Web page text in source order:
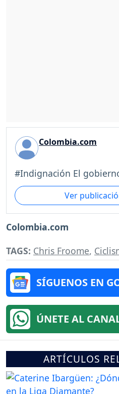
Colombia.com
#Indignación El
Ver
Colombia.com
TAGS: Chris Froome,
SÍGUENOS EN
ÚNETE AL
ARTÍCULOS